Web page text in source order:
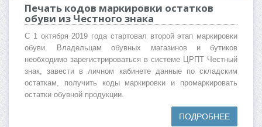
Печать кодов маркировки остатков
обуви из Честного знака
С 1 октября 2019 года стартовал второй этап маркировки
обуви. Владельцам обувных магазинов и бутиков
необходимо зарегистрироваться в системе ЦРПТ Честный
знак, завести в личном кабинете данные по складским
остаткам, получить коды маркировки и промаркировать
остатки обувной продукции.
ПОДРОБНЕЕ